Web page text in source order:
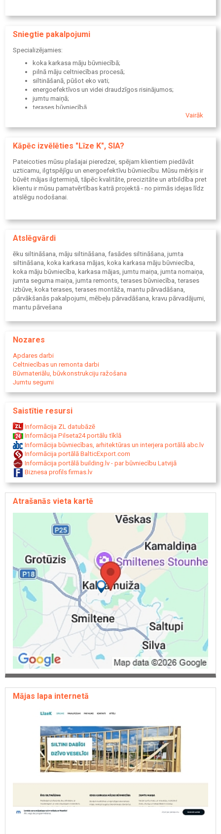
Sniegtie pakalpojumi
Specializējamies:
koka karkasa māju būvniecībā;
pilnā māju celtniecības procesā;
siltināšanā, pūšot eko vati;
energoefektīvos un videi draudzīgos risinājumos;
jumtu maiņā;
terases būvniecībā.
Vairāk
Kāpēc izvēlēties "Līze K", SIA?
Pateicoties mūsu plašajai pieredzei, spējam klientiem piedāvāt
uzticamu, ilgtspējīgu un energoefektīvu būvniecību. Mūsu mērķis ir
būvēt mājas ilgtermiņā, tāpēc kvalitāte, precizitāte un atbildība pret
klientu ir mūsu pamatvērtības katrā projektā - no pirmās idejas līdz
atslēgu nodošanai.
Atslēgvārdi
ēku siltināšana, māju siltināšana, fasādes siltināšana, jumta
siltināšana, koka karkasa mājas, koka karkasa māju būvniecība,
koka māju būvniecība, karkasa mājas, jumtu maiņa, jumta nomaiņa,
jumta seguma maiņa, jumta remonts, terases būvniecība, terases
izbūve, koka terases, terases montāža, mantu pārvadāšana,
pārvākšanās pakalpojumi, mēbeļu pārvadāšana, kravu pārvadājumi,
mantu pārvešana
Nozares
Apdares darbi
Celtniecības un remonta darbi
Būvmateriālu, būvkonstrukciju ražošana
Jumtu segumi
Saistītie resursi
Informācija ZL datubāzē
Informācija Pilseta24 portālu tīklā
Informācija būvniecības, arhitektūras un interjera portālā abc.lv
Informācija portālā BalticExport.com
Informācija portālā building.lv - par būvniecību Latvijā
Biznesa profils firmas.lv
Atrašanās vieta kartē
Mājas lapa internetā